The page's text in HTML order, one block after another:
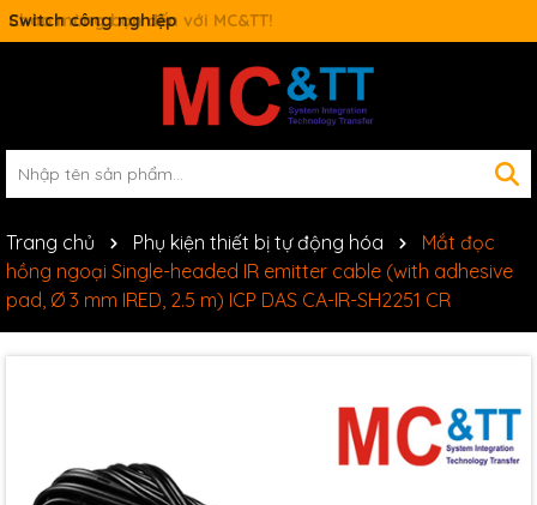
Switch công nghiệp
Trang chủ Phụ kiện thiết bị tự động hóa
Mắt đọc
hồng ngoại Single-headed IR emitter cable (with adhesive
pad, Ø 3 mm IRED, 2.5 m) ICP DAS CA-IR-SH2251 CR